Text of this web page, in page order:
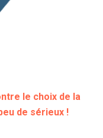
le choix de la
de sérieux !